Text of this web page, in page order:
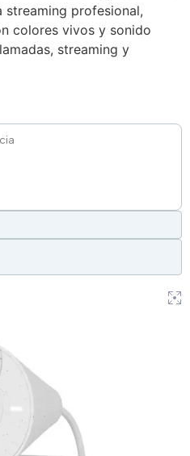
streaming profesional,
colores vivos y sonido
streaming y